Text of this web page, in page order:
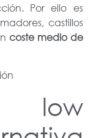
Por ello es
castillos
coste medio de
low